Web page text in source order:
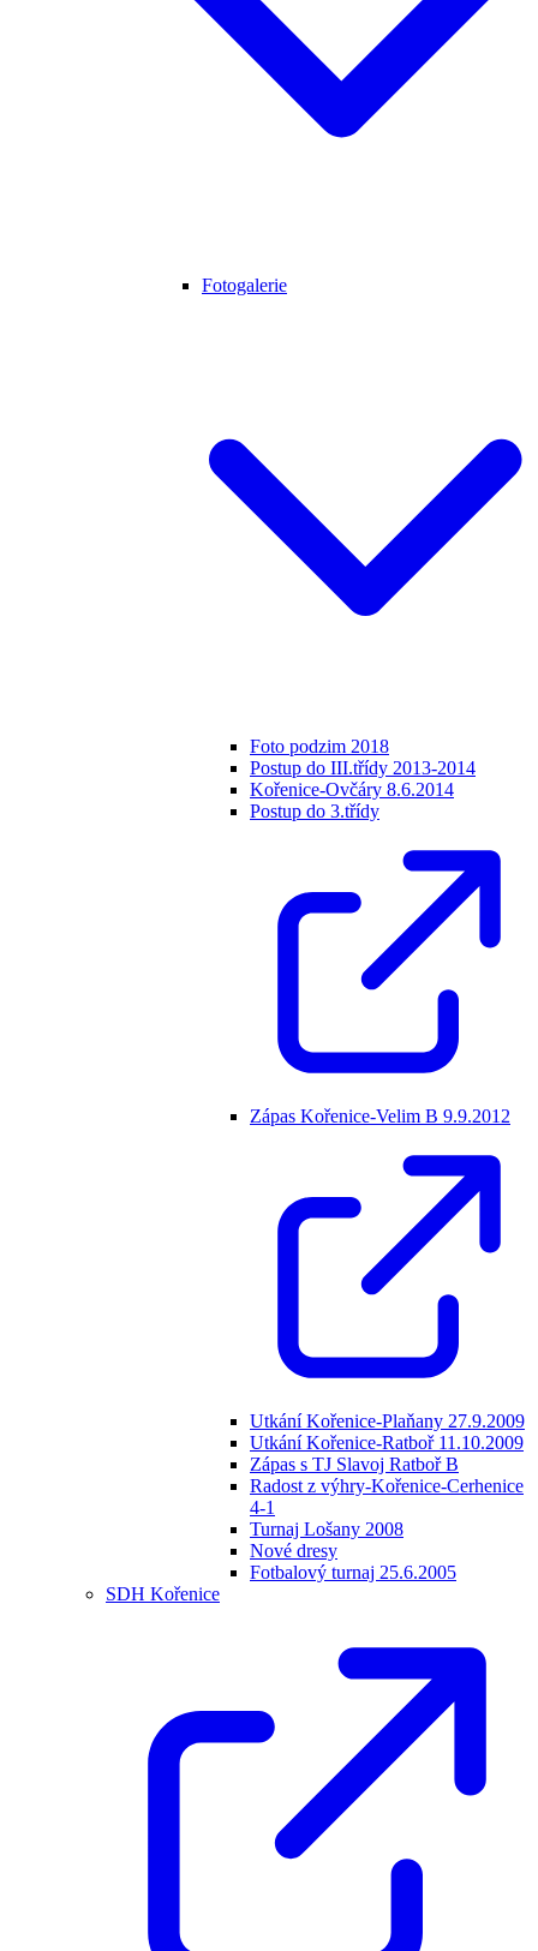
Fotogalerie
Foto podzim 2018
Postup do III.třídy 2013-2014
Kořenice-Ovčáry 8.6.2014
Postup do 3.třídy
Zápas Kořenice-Velim B 9.9.2012
Utkání Kořenice-Plaňany 27.9.2009
Utkání Kořenice-Ratboř 11.10.2009
Zápas s TJ Slavoj Ratboř B
Radost z výhry-Kořenice-Cerhenice
4-1
Turnaj Lošany 2008
Nové dresy
Fotbalový turnaj 25.6.2005
SDH Kořenice